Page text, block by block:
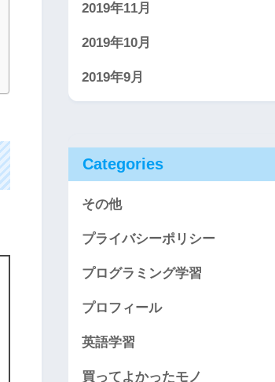
2019年11月
2019年10月
2019年9月
Categories
その他
プライバシーポリシー
プログラミング学習
プロフィール
英語学習
買ってよかったモノ